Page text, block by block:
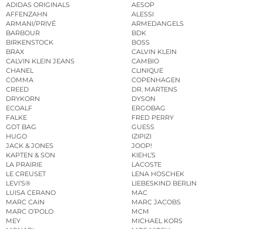
ADIDAS ORIGINALS
AESOP
AFFENZAHN
ALESSI
ARMANI/PRIVÉ
ARMEDANGELS
BARBOUR
BDK
BIRKENSTOCK
BOSS
BRAX
CALVIN KLEIN
CALVIN KLEIN JEANS
CAMBIO
CHANEL
CLINIQUE
COMMA
COPENHAGEN
CREED
DR. MARTENS
DRYKORN
DYSON
ECOALF
ERGOBAG
FALKE
FRED PERRY
GOT BAG
GUESS
HUGO
IZIPIZI
JACK & JONES
JOOP!
KAPTEN & SON
KIEHL’S
LA PRAIRIE
LACOSTE
LE CREUSET
LENA HOSCHEK
LEVI’S®
LIEBESKIND BERLIN
LUISA CERANO
MAC
MARC CAIN
MARC JACOBS
MARC O’POLO
MCM
MEY
MICHAEL KORS